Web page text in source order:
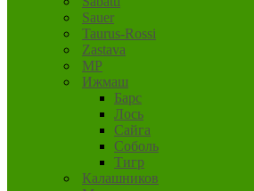
Sauer
Taurus-Rossi
Zastava
MP
Ижмаш
Барс
Лось
Сайга
Соболь
Тигр
Калашников